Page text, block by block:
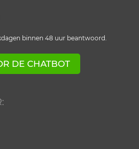
binnen 48 uur beantwoord.
DE CHATBOT